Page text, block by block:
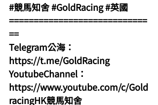
#競馬知舍#GoldRacing#英國
============================
==
Telegram公海：
https://t.me/GoldRacing
YoutubeChannel：
https://www.youtube.com/c/Gold
racingHK競馬知舍